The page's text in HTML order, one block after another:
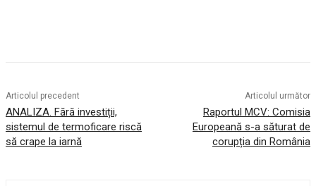
Articolul precedent
ANALIZA. Fără investiții,
sistemul de termoficare riscă
să crape la iarnă
Articolul următor
Raportul MCV: Comisia
Europeană s-a săturat de
corupția din România